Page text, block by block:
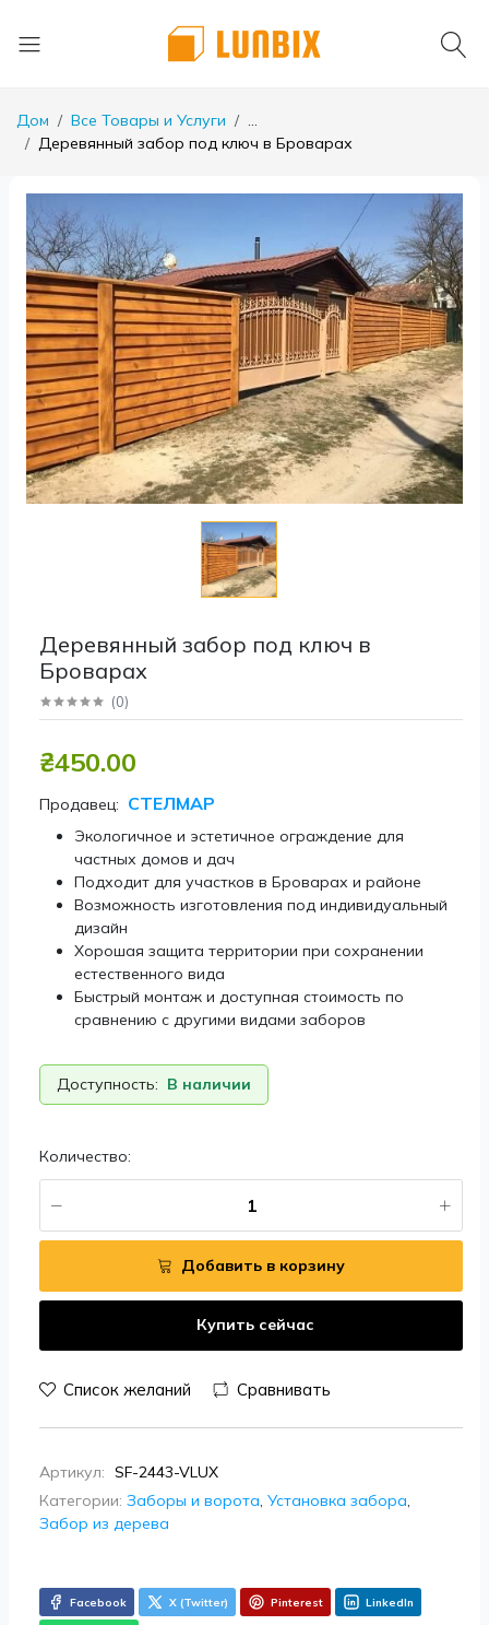
Дом Все Товары и Услуги
...
Деревянный забор под ключ в Броварах
Деревянный забор под ключ в
Броварах
(0)
₴450.00
Продавец: СТЕЛМАР
Экологичное и эстетичное ограждение для
частных домов и дач
Подходит для участков в Броварах и районе
Возможность изготовления под индивидуальный
дизайн
Хорошая защита территории при сохранении
естественного вида
Быстрый монтаж и доступная стоимость по
сравнению с другими видами заборов
Доступность: В наличии
Количество:
Добавить в корзину
Купить сейчас
Список желаний Сравнивать
Артикул: SF-2443-VLUX
Категории: Заборы и ворота, Установка забора,
Забор из дерева
Facebook X (Twitter) Pinterest LinkedIn